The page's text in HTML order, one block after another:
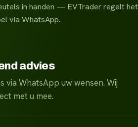
in handen — EVTrader regelt het
via WhatsApp.
advies
via WhatsApp uw wensen. Wij
met u mee.